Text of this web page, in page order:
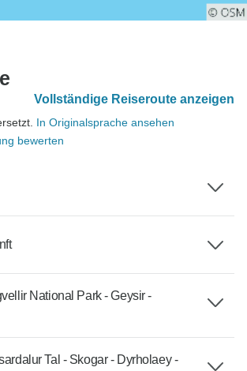
Vollständige Reiseroute anzeigen
In Originalsprache ansehen
bewerten
National Park - Geysir -
Tal - Skogar - Dyrholaey -